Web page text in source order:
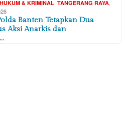
HUKUM & KRIMINAL TANGERANG RAYA
Banten Tetapkan Dua
Aksi Anarkis dan